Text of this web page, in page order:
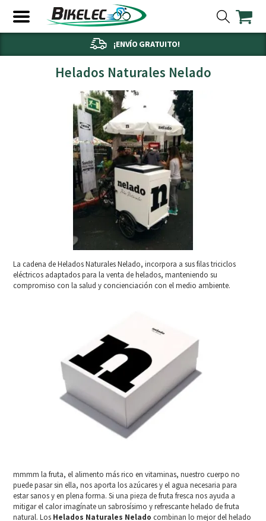
¡ENVÍO GRATUITO!
Helados Naturales Nelado
La cadena de Helados Naturales Nelado, incorpora a sus filas triciclos
eléctricos adaptados para la venta de helados, manteniendo su
compromiso con la salud y concienciación con el medio ambiente.
mmmm la fruta, el alimento más rico en vitaminas, nuestro cuerpo no
puede pasar sin ella, nos aporta los azúcares y el agua necesaria para
estar sanos y en plena forma. Si una pieza de fruta fresca nos ayuda a
mitigar el calor imagínate un sabrosísimo y refrescante helado de fruta
natural. Los Helados Naturales Nelado combinan lo mejor del helado